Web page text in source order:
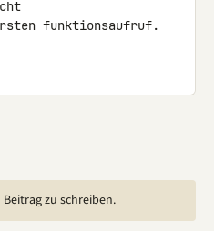
funktionsaufruf.
zu schreiben.